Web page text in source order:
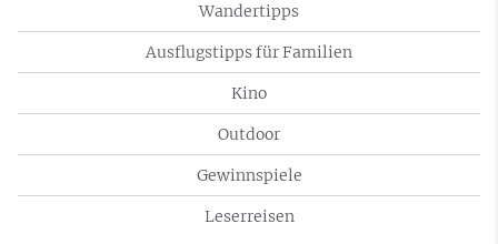
Wandertipps
Ausflugstipps für Familien
Kino
Outdoor
Gewinnspiele
Leserreisen